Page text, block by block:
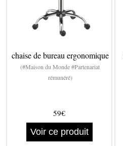
chaise de bureau ergonomique
(#Maison du Monde #Partenariat
rémunéré)
59€
Voir ce produit